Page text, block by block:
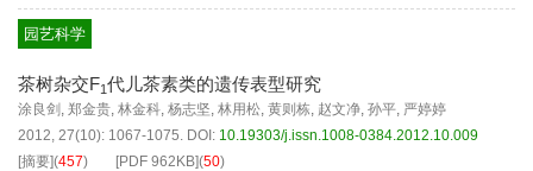
园艺科学
茶树杂交F1代儿茶素类的遗传表型研究
涂良剑 , 郑金贵, 林金科, 杨志坚, 林用松, 黄则栋, 赵文净, 孙平, 严婷婷
2012, 27(10): 1067-1075. DOI: 10.19303/j.issn.1008-0384.2012.10.009
[摘要](457) [PDF 962KB](50)